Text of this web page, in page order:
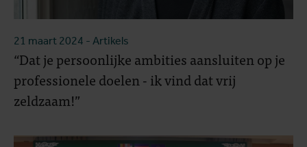
21 maart 2024 - Artikels
“Dat je persoonlijke ambities aansluiten op je
professionele doelen - ik vind dat vrij
zeldzaam!”